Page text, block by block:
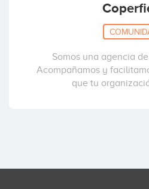
Somos una agencia
Acompañamos y
que tu